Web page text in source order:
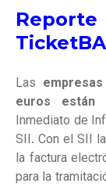
Las
euros
están
Inmediato de
SII . Con el SII
la factura
para la